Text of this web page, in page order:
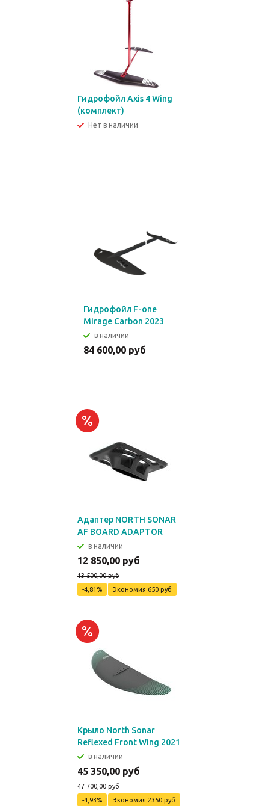
Гидрофойл Axis 4 Wing
(комплект)
Нет в наличии
Гидрофойл F-one
Mirage Carbon 2023
в наличии
84 600,00 руб
Адаптер NORTH SONAR
AF BOARD ADAPTOR
в наличии
12 850,00 руб
13 500,00 руб
-4,81%
Экономия 650 руб
Крыло North Sonar
Reflexed Front Wing 2021
в наличии
45 350,00 руб
47 700,00 руб
-4,93%
Экономия 2350 руб